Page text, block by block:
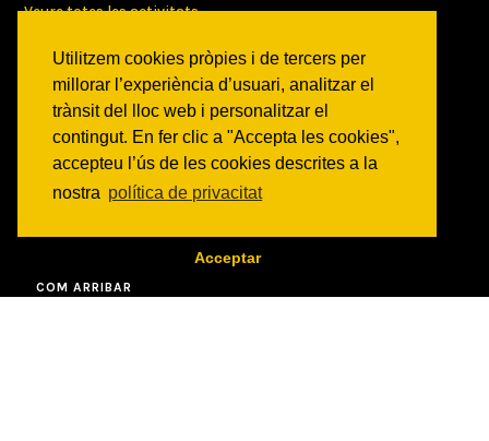
Utilitzem cookies pròpies i de tercers per
millorar l’experiència d’usuari, analitzar el
trànsit del lloc web i personalitzar el
contingut. En fer clic a "Accepta les cookies",
accepteu l’ús de les cookies descrites a la
nostra política de privacitat
Acceptar
Veure totes les activitats
NOTICIES
Activitats
Comunicats
Victories
ON SOM?
COM ARRIBAR